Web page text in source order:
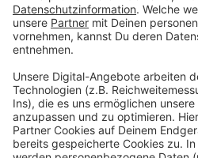
Details durch und
Nutzung des
Mehr
powered by
Fünf für Christina Stürmer
Anzeige